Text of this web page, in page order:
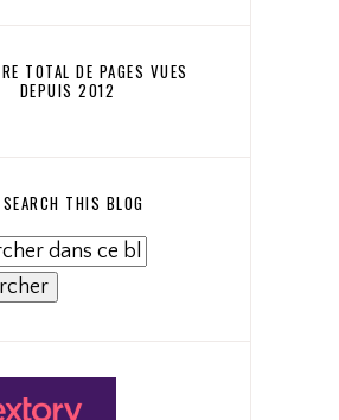
TOTAL DE PAGES VUES
DEPUIS 2012
SEARCH THIS BLOG